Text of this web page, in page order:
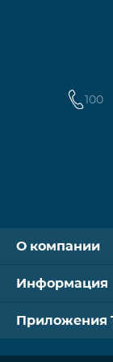
операторов.
Fi и VPN
100
О компании
Информация
Приложения